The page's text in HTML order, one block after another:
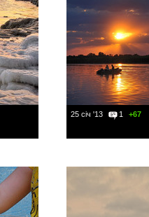
25 січ '13 1 +67